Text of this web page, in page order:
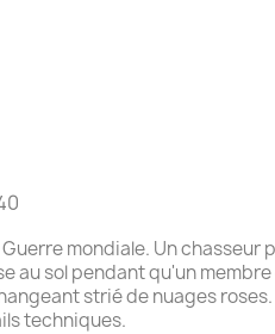
mondiale. Un chasseur
au sol pendant qu'un
strié de nuages
techniques.